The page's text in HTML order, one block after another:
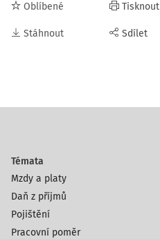
Oblíbené
Stáhnout
Tisknout
Sdílet
Témata
Mzdy a platy
Daň z příjmů
Pojištění
Pracovní poměr